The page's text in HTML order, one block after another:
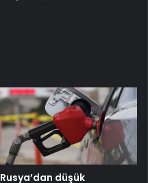
Rusya’dan düşük